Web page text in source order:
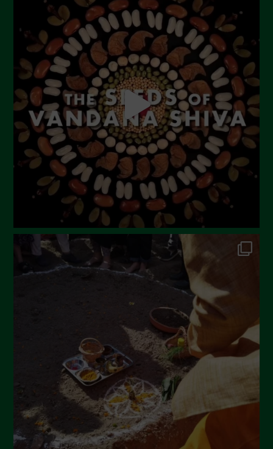
Ottobre 2023
Settembre 2023
Agosto 2023
Luglio 2023
Giugno 2023
Maggio 2023
Aprile 2023
Marzo 2023
Febbraio 2023
Dicembre 2022
Novembre 2022
Ottobre 2022
Settembre 2022
Aprile 2022
Marzo 2022
Febbraio 2022
Gennaio 2022